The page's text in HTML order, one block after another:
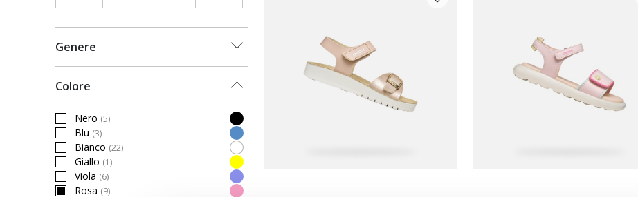
Genere
Colore
Nero (5)
Filtra per Colore: Nero
Blu (3)
Filtra per Colore: Blu
Bianco (22)
Filtra per Colore: Bianco
Giallo (1)
Filtra per Colore: Giallo
Viola (6)
Filtra per Colore: Viola
Rosa (9)